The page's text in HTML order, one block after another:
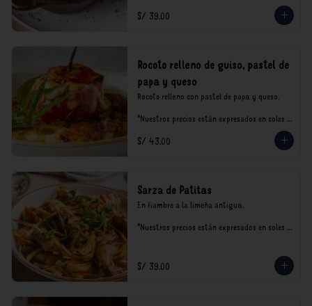
S/ 39.00
Rocoto relleno de guiso, pastel de
papa y queso
Rocoto relleno con pastel de papa y queso.
*Nuestros precios están expresados en soles e
consumo.
S/ 43.00
Sarza de Patitas
En fiambre a la limeña antigua.
*Nuestros precios están expresados en soles e
S/ 39.00